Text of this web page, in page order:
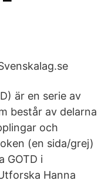
är en serie av
består av delarna
och
(en sida/grej)
GOTD i
Hanna